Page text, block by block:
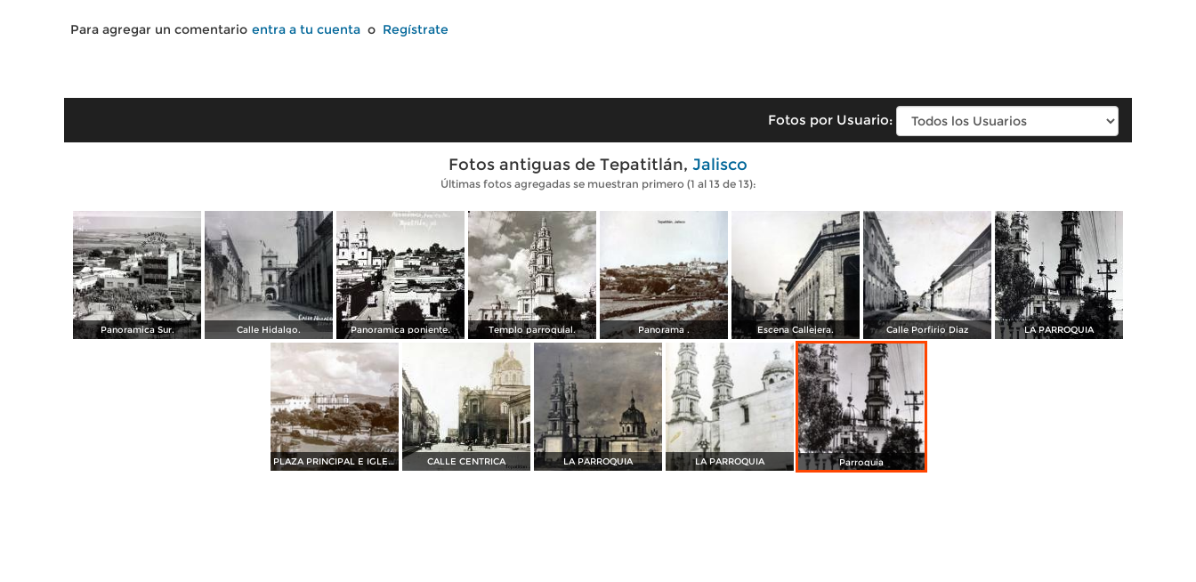
Para agregar un comentario entra a tu cuenta o Regístrate
Fotos por Usuario:
Fotos antiguas de Tepatitlán, Jalisco
Últimas fotos agregadas se muestran primero (1 al 13 de 13):
Panoramica Sur. Calle Hidalgo. Panoramica poniente. Templo parroquial. Panorama . Escena Callejera. Calle Porfirio Diaz LA PARROQUIA
PLAZA PRINCIPAL E IGLESIA CALLE CENTRICA LA PARROQUIA LA PARROQUIA Parroquia